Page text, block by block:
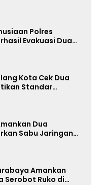
Polres
Evakuasi Dua
Kota Cek Dua
Standar
Dua
Sabu Jaringan
Amankan
Serobot Ruko di